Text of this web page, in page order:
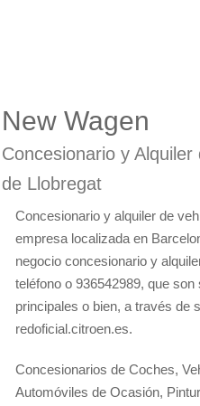
New Wagen
Concesionario y
de Llobregat
Concesionario y alquiler de
empresa localizada en
negocio concesionario y
teléfono o 936542989, que
principales o bien, a través de
redoficial.citroen.es.
Concesionarios de Coches,
Automóviles de Ocasión,